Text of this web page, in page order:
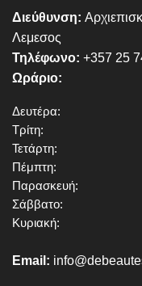
Διεύθυνση:
Λεμεσος
Τηλέφωνο: +357 25
Ωράριο:
Δευτέρα:
Τρίτη:
Τετάρτη:
Πέμπτη:
Παρασκευή:
Σάββατο:
Κυριακή:
Email: